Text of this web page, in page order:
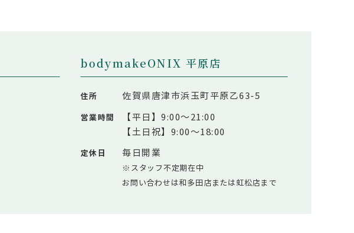
bodymakeONIX 平原店
住所 佐賀県唐津市浜玉町平原乙63-5
営業時間
【平日】9:00～21:00
【土日祝】9:00～18:00
定休日 毎日開業
※スタッフ不定期在中
お問い合わせは和多田店または虹松店まで